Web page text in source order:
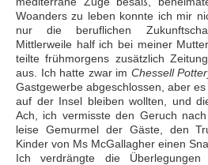
Woanders zu leben konnte ich mir
nur die beruflichen
Mittlerweile half ich bei meiner
teilte frühmorgens zusätzlich
aus. Ich hatte zwar im Chessell
Gastgewerbe abgeschlossen, aber
auf der Insel bleiben wollten, und
Ach, ich vermisste den Geruch
leise Gemurmel der Gäste, den
Kinder von Ms McGallagher einen
Ich verdrängte die